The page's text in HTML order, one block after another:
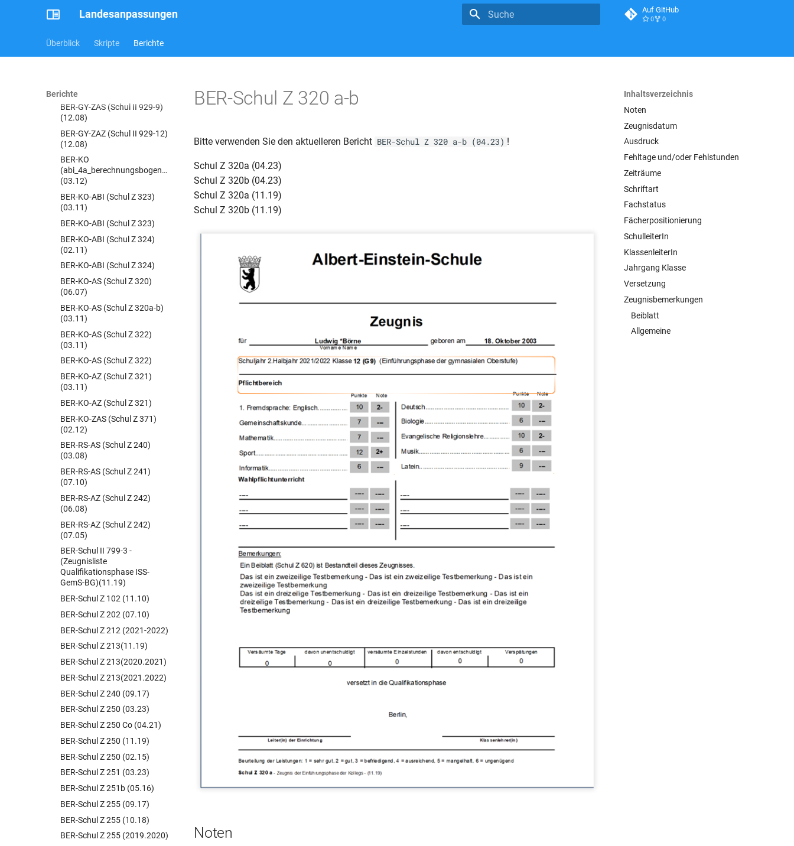
Landesanpassungen Auf GitHub
0 0
Überblick Skripte Berichte
Berichte
BER-GY-JZ (Schul Z 300)
BER-GY-JZ (Schul Z 302)
(09.07)
BER-GY-ZAS (Schul II 929-9)
(12.08)
BER-GY-ZAZ (Schul II 929-12)
(12.08)
BER-KO
(abi_4a_berechnungsbogen_kollegs)
(03.12)
BER-KO-ABI (Schul Z 323)
(03.11)
BER-KO-ABI (Schul Z 323)
BER-KO-ABI (Schul Z 324)
(02.11)
BER-KO-ABI (Schul Z 324)
BER-KO-AS (Schul Z 320)
(06.07)
BER-KO-AS (Schul Z 320a-b)
(03.11)
BER-KO-AS (Schul Z 322)
(03.11)
BER-KO-AS (Schul Z 322)
BER-KO-AZ (Schul Z 321)
(03.11)
BER-KO-AZ (Schul Z 321)
BER-KO-ZAS (Schul Z 371)
(02.12)
BER-RS-AS (Schul Z 240)
(03.08)
BER-RS-AS (Schul Z 241)
(07.10)
BER-RS-AZ (Schul Z 242)
(06.08)
BER-RS-AZ (Schul Z 242)
(07.05)
BER-Schul II 799-3 -
(Zeugnisliste
Qualifikationsphase ISS-
GemS-BG)(11.19)
BER-Schul Z 102 (11.10)
BER-Schul Z 202 (07.10)
BER-Schul Z 212 (2021-2022)
BER-Schul Z 213(11.19)
BER-Schul Z 213(2020.2021)
BER-Schul Z 213(2021.2022)
BER-Schul Z 240 (09.17)
BER-Schul Z 250 (03.23)
BER-Schul Z 250 Co (04.21)
BER-Schul Z 250 (11.19)
BER-Schul Z 250 (02.15)
BER-Schul Z 251 (03.23)
BER-Schul Z 251b (05.16)
BER-Schul Z 255 (09.17)
BER-Schul Z 255 (10.18)
BER-Schul Z 255 (2019.2020)
Inhaltsverzeichnis
Noten
Zeugnisdatum
Ausdruck
Fehltage und/oder Fehlstunden
Zeiträume
Schriftart
Fachstatus
Fächerpositionierung
SchulleiterIn
KlassenleiterIn
Jahrgang Klasse
Versetzung
Zeugnisbemerkungen
Beiblatt
Allgemeine
BER-Schul Z 320 a-b
Bitte verwenden Sie den aktuelleren Bericht BER-Schul Z 320 a-b (04.23) !
Schul Z 320a (04.23)
Schul Z 320b (04.23)
Schul Z 320a (11.19)
Schul Z 320b (11.19)
Noten